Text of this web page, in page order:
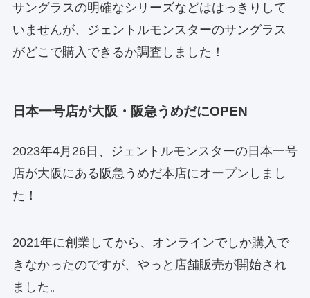
サングラスの明確なシリーズなどははっきりして
いませんが、ジェントルモンスターのサングラス
がどこで購入できるか調査しました！
日本一号店が大阪・阪急うめだにOPEN
2023年4月26日、ジェントルモンスターの日本一号
店が大阪にある阪急うめだ本店にオープンしまし
た！
2021年に創業してから、オンラインでしか購入で
きなかったのですが、やっと店舗販売が開始され
ました。